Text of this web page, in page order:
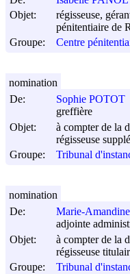
Objet:
régisseuse,
pénitentiaire de
Groupe:
Centre
De:
Sophie POTOT
greffière
Objet:
à compter de la
régisseuse
Groupe:
Tribunal
nomination
De:
Marie-
adjointe
Objet:
à compter de la
régisseuse
Groupe:
Tribunal
nomination